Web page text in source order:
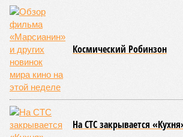
банкрот Seven Suns Development, та же
схема достройки через Capital Group
за прошедшие два года результатов, по
практически не видно. По
порталов, первую очередь ЖК строители
декабрю 2026 г., вторую – к марту 2028-
этом из кураторов стройки не задается
сроки должны материализоваться? На
площадке, по свидетельствам
бывающих у забора, какая-либо техника
бетононасосов, ни работающих кранов, ни